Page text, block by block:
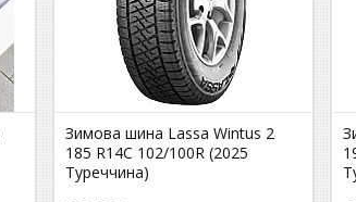
Зимова шина Lassa Wintus 2
185 R14C 102/100R (2025
Туреччина)